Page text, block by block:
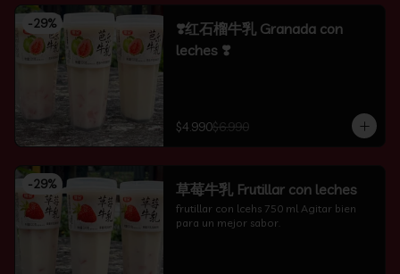
-29%
❣️红石榴牛乳 Granada con
leches ❣️
$4.990$6.990
-29% 草莓牛乳 Frutillar con leches
frutillar con lcehs 750 ml Agitar bien
para un mejor sabor.